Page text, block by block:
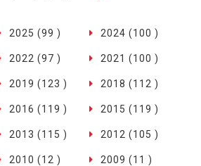
2025 (99 ) 2024 (100 )
2022 (97 ) 2021 (100 )
2019 (123 ) 2018 (112 )
2016 (119 ) 2015 (119 )
2013 (115 ) 2012 (105 )
2010 (12 ) 2009 (11 )